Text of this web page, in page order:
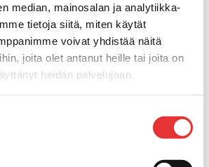
median, mainosalan ja analytiikka-
tietoja siitä, miten käytät
voivat yhdistää näitä
joita olet antanut heille tai joita on
heidän palvelujaan.
Vetourat
Jätevesi
Kansiruuvikkeiden varaosat
Kansiruuvikkeitten varaosat